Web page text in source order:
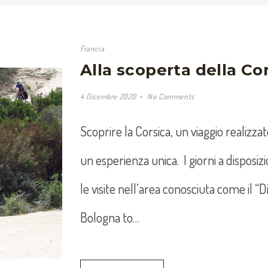
Francia
Alla scoperta della
4 Dicembre 2020 No Comments
Scoprire la Corsica, un viaggio
un esperienza unica. I giorni a
le visite nell’area conosciuta come il
Bologna to…